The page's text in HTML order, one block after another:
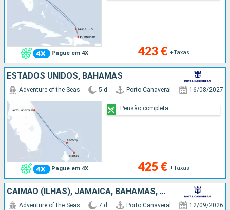
Pague em 4X 423 € +Taxas
ESTADOS UNIDOS, BAHAMAS
Pague em 4X
Adventure of the Seas 5 d Porto Canaveral 16/08/2027
425 € +Taxas
Pensão completa
CAIMÃO (ILHAS), JAMAICA, BAHAMAS, ESTADOS UNIDOS
Adventure of the Seas 7 d Porto Canaveral 12/09/2026